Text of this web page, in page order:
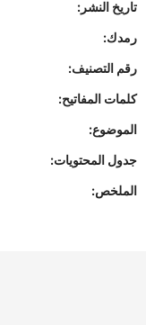
تاريخ النشر:
رمدك:
رقم التصنيف:
كلمات المفاتيح:
الموضوع:
جدول المحتويات:
الملخص: